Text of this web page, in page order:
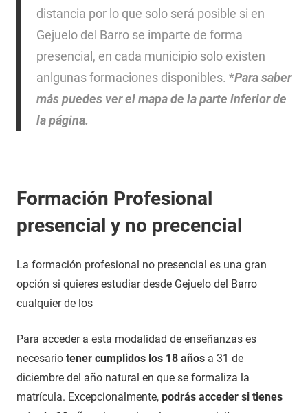
distancia por lo que solo será posible si en
Gejuelo del Barro se imparte de forma
presencial, en cada municipio solo existen
anlgunas formaciones disponibles. *Para saber
más puedes ver el mapa de la parte inferior de
la página.
Formación Profesional
presencial y no precencial
La formación profesional no presencial es una gran
opción si quieres estudiar desde Gejuelo del Barro
cualquier de los
Para acceder a esta modalidad de enseñanzas es
necesario tener cumplidos los 18 años a 31 de
diciembre del año natural en que se formaliza la
matrícula. Excepcionalmente, podrás acceder si tienes